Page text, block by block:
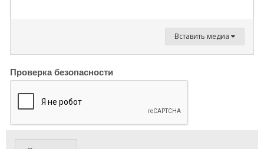
Вставить медиа
Проверка безопасности